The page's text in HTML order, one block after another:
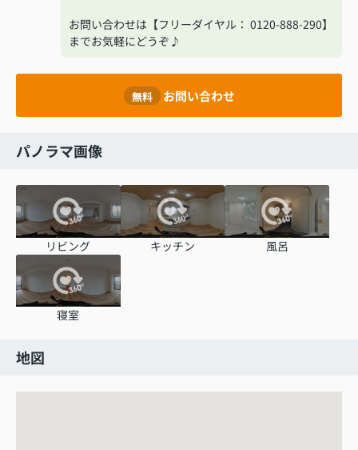
お問い合わせは【フリーダイヤル： 0120-888-290】
までお気軽にどうぞ♪
無料 お問い合わせ
パノラマ画像
リビング キッチン 風呂
寝室
地図